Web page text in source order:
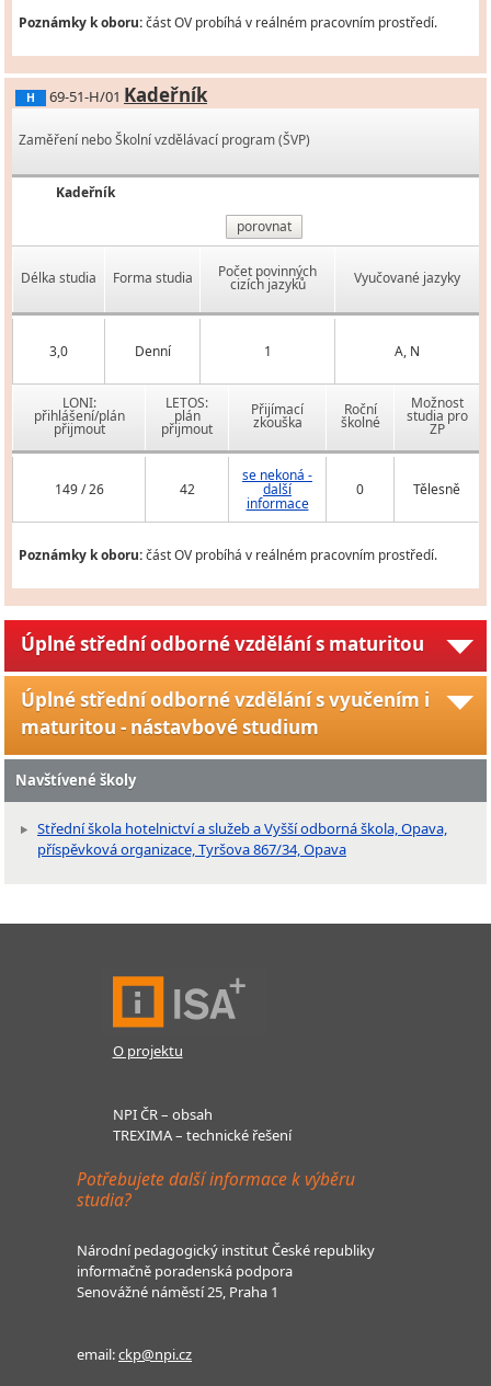
Poznámky k oboru:část OV probíhá v reálném pracovním prostředí.
H 69-51-H/01 Kadeřník
Zaměření nebo Školní vzdělávací program (ŠVP)
Kadeřník
porovnat
Délka studia Forma studia Počet povinných
cizích jazyků Vyučované jazyky
3,0 Denní 1 A, N
LONI:
přihlášení/plán
přijmout
LETOS:
plán
přijmout
Přijímací
zkouška
Roční
školné
Možnost
studia pro
ZP
149 / 26 42
se nekoná -
další
informace
0 Tělesně
Poznámky k oboru:část OV probíhá v reálném pracovním prostředí.
Úplné střední odborné vzdělání s maturitou
Úplné střední odborné vzdělání s vyučením i
maturitou - nástavbové studium
Navštívené školy
Střední škola hotelnictví a služeb a Vyšší odborná škola, Opava,
příspěvková organizace, Tyršova 867/34, Opava
O projektu
NPI ČR – obsah
TREXIMA – technické řešení
Potřebujete další informace k výběru
studia?
Národní pedagogický institut České republiky
informačně poradenská podpora
Senovážné náměstí 25, Praha 1
email:ckp@npi.cz